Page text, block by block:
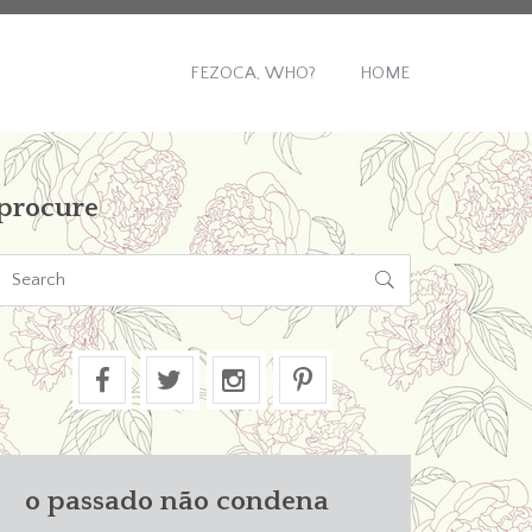
FEZOCA, WHO? HOME

o passado não condena